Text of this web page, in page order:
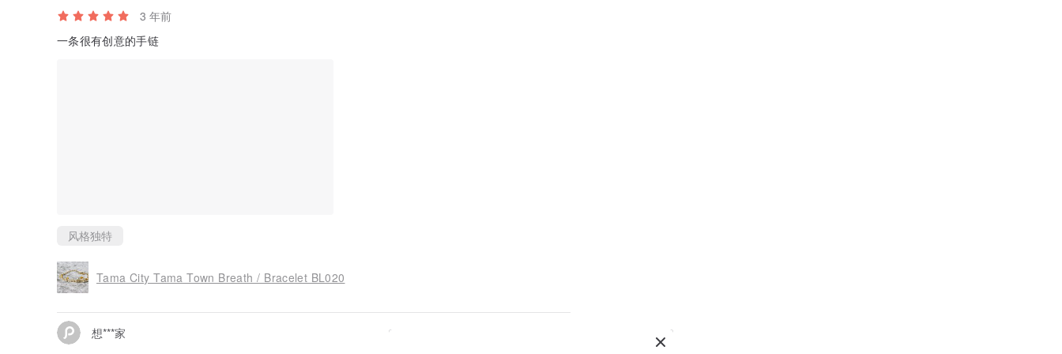
3 年前
一条很有创意的手链
风格独特
Tama City Tama Town Breath / Bracelet BL020
想***家